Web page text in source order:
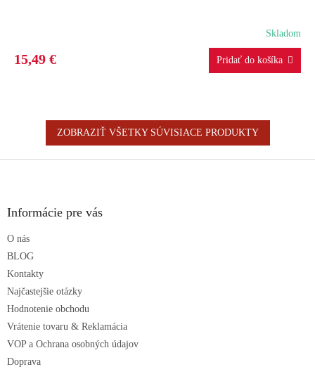
Skladom
15,49 €
ZOBRAZIŤ VŠETKY SÚVISIACE PRODUKTY
Informácie pre vás
O nás
BLOG
Kontakty
Najčastejšie otázky
Hodnotenie obchodu
Vrátenie tovaru & Reklamácia
VOP a Ochrana osobných údajov
Doprava